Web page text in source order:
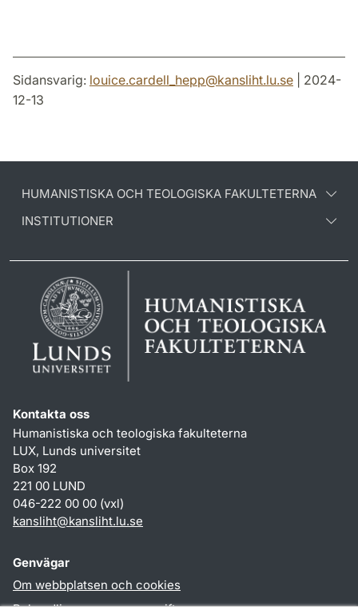
Sidansvarig: louice.cardell_hepp@kansliht.lu.se | 2024-
12-13
HUMANISTISKA OCH TEOLOGISKA FAKULTETERNA
INSTITUTIONER
Kontakta oss
Humanistiska och teologiska fakulteterna
LUX, Lunds universitet
Box 192
221 00 LUND
046-222 00 00 (vxl)
kansliht@kansliht.lu.se
Genvägar
Om webbplatsen och cookies